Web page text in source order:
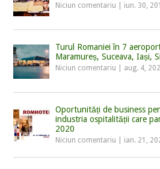
Niciun comentariu iun. 30,
Turul Romaniei în 7
Maramureș, Suceava, Iași,
Niciun comentariu aug. 4,
Oportunități de business
industria ospitalității care
2020
Niciun comentariu ian. 21,